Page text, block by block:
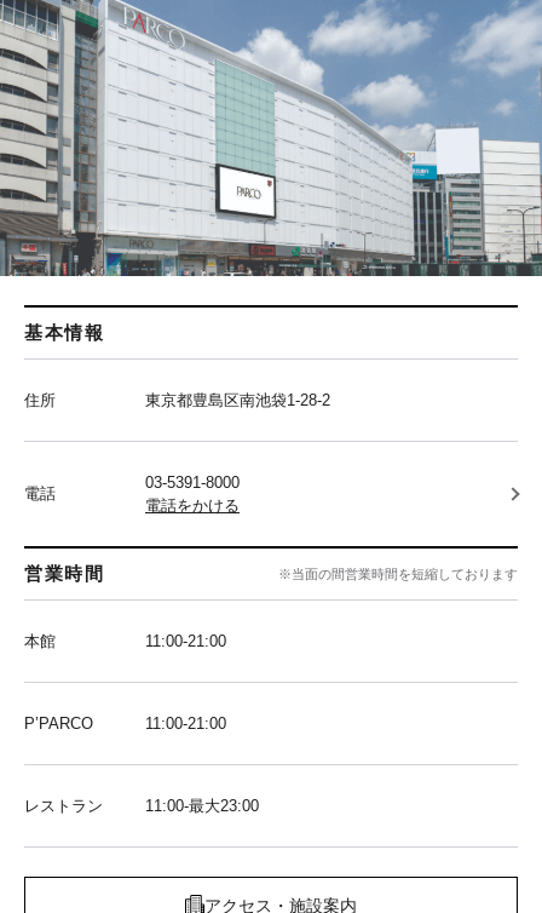
基本情報
住所 東京都豊島区南池袋1-28-2
電話
03-5391-8000
電話をかける
営業時間 ※当面の間営業時間を短縮しております
本館 11:00-21:00
P’PARCO 11:00-21:00
レストラン 11:00-最大23:00
アクセス・施設案内